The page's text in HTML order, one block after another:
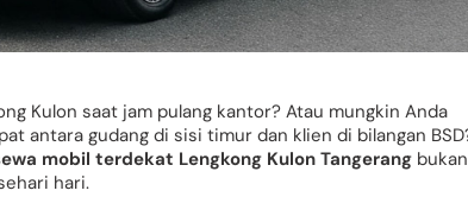
Kulon saat jam pulang kantor? Atau mungkin Anda
antara gudang di sisi timur dan klien di bilangan
mobil terdekat Lengkong Kulon Tangerang bukan
hari.